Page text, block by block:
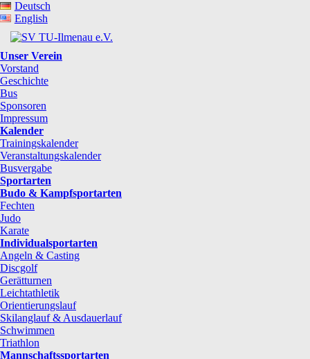
Deutsch
English
Unser Verein
Vorstand
Geschichte
Bus
Sponsoren
Impressum
Kalender
Trainingskalender
Veranstaltungskalender
Busvergabe
Sportarten
Budo & Kampfsportarten
Fechten
Judo
Karate
Individualsportarten
Angeln & Casting
Discgolf
Gerätturnen
Leichtathletik
Orientierungslauf
Skilanglauf & Ausdauerlauf
Schwimmen
Triathlon
Mannschaftssportarten